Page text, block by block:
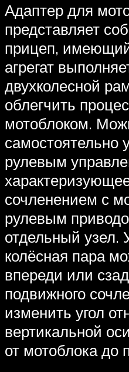
Адаптер для
представляет
прицеп,
агрегат
двухколесной
облегчить
мотоблоком.
самостоятельно
рулевым
сочленением с
рулевым
отдельный узел.
колёсная пара
впереди или
подвижного
изменить угол
вертикальной
от мотоблока до